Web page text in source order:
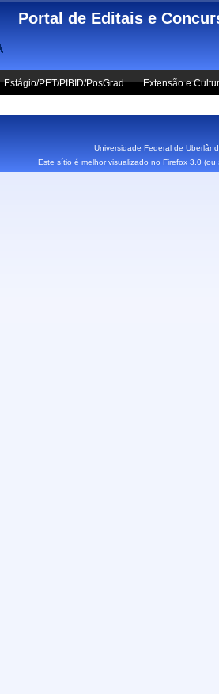
Portal de Editais e
Estágio/PET/PIBID/PosGrad Extensão e
Universidade Federal de
Este sítio é melhor visualizado no Firefox 3.0